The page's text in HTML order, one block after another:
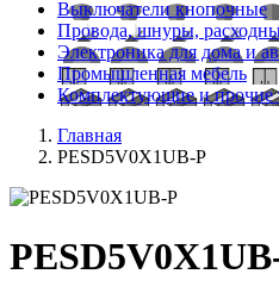
Выключатели кнопочные
Провода, шнуры,
Электроника для дома и
Промышленная мебель
Комплектующие и прочие
Главная
PESD5V0X1UB-P